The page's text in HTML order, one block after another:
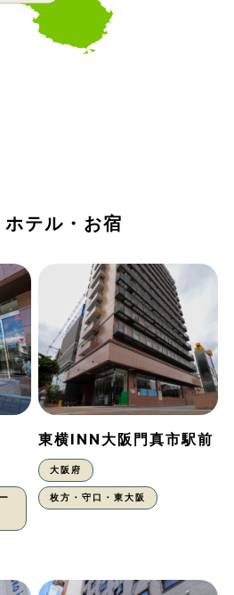
テル・お宿
東横INN大阪門真市駅前
大阪府
枚方・守口・東大阪